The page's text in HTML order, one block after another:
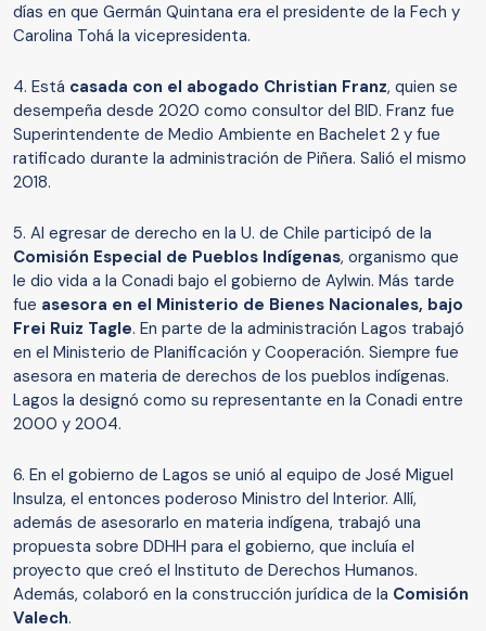
días en que Germán Quintana era el presidente de la Fech y
Carolina Tohá la vicepresidenta.
4. Está casada con el abogado Christian Franz, quien se
desempeña desde 2020 como consultor del BID. Franz fue
Superintendente de Medio Ambiente en Bachelet 2 y fue
ratificado durante la administración de Piñera. Salió el mismo
2018.
5. Al egresar de derecho en la U. de Chile participó de la
Comisión Especial de Pueblos Indígenas, organismo que
le dio vida a la Conadi bajo el gobierno de Aylwin. Más tarde
fue asesora en el Ministerio de Bienes Nacionales, bajo
Frei Ruiz Tagle. En parte de la administración Lagos trabajó
en el Ministerio de Planificación y Cooperación. Siempre fue
asesora en materia de derechos de los pueblos indígenas.
Lagos la designó como su representante en la Conadi entre
2000 y 2004.
6. En el gobierno de Lagos se unió al equipo de José Miguel
Insulza, el entonces poderoso Ministro del Interior. Allí,
además de asesorarlo en materia indígena, trabajó una
propuesta sobre DDHH para el gobierno, que incluía el
proyecto que creó el Instituto de Derechos Humanos.
Además, colaboró en la construcción jurídica de la Comisión
Valech.